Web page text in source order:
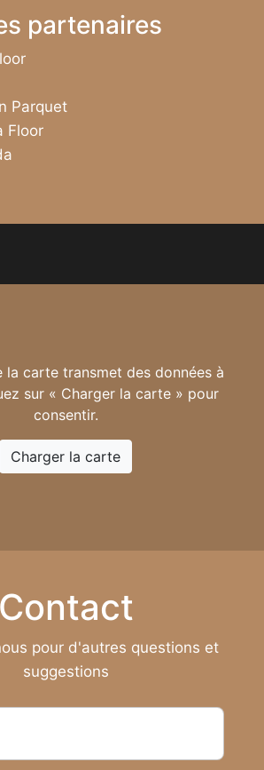
partenaires
Parquet
Floor
la carte transmet des données à
sur « Charger la carte » pour
consentir.
Charger la carte
Contact
pour d'autres questions et
suggestions